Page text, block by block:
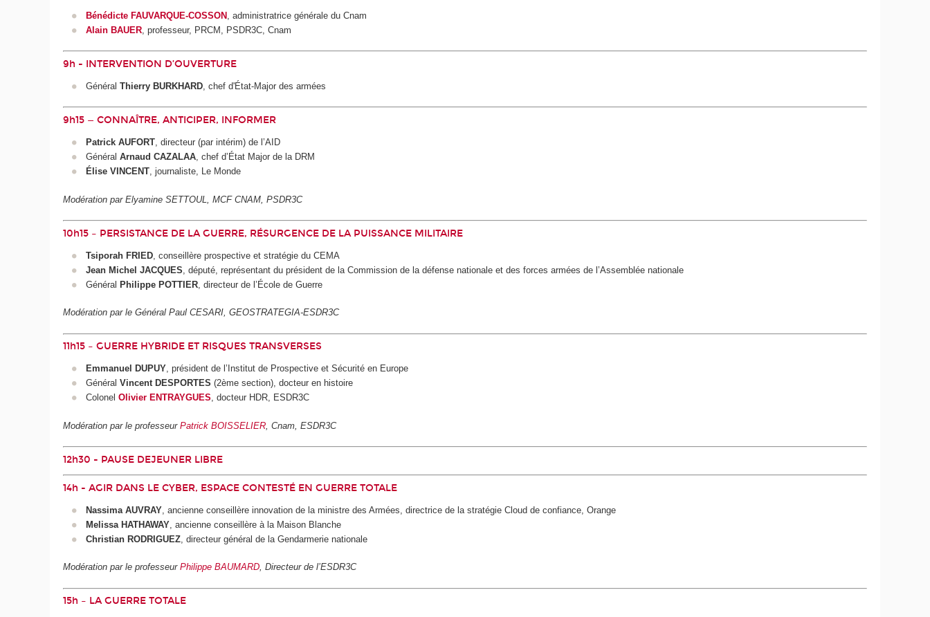
Bénédicte FAUVARQUE-COSSON, administratrice générale du Cnam
Alain BAUER, professeur, PRCM, PSDR3C, Cnam
9h - INTERVENTION D’OUVERTURE
Général Thierry BURKHARD, chef d'État-Major des armées
9h15 — CONNAÎTRE, ANTICIPER, INFORMER
Patrick AUFORT, directeur (par intérim) de l’AID
Général Arnaud CAZALAA, chef d’État Major de la DRM
Élise VINCENT, journaliste, Le Monde
Modération par Elyamine SETTOUL, MCF CNAM, PSDR3C
10h15 – PERSISTANCE DE LA GUERRE, RÉSURGENCE DE LA PUISSANCE MILITAIRE
Tsiporah FRIED, conseillère prospective et stratégie du CEMA
Jean Michel JACQUES , député, représentant du président de la Commission de la défense nationale et des forces armées de l’Assemblée nationale
Général Philippe POTTIER, directeur de l’École de Guerre
Modération par le Général Paul CESARI, GEOSTRATEGIA-ESDR3C
11h15 – GUERRE HYBRIDE ET RISQUES TRANSVERSES
Emmanuel DUPUY, président de l’Institut de Prospective et Sécurité en Europe
Général Vincent DESPORTES (2ème section), docteur en histoire
Colonel Olivier ENTRAYGUES, docteur HDR, ESDR3C
Modération par le professeurPatrick BOISSELIER , Cnam, ESDR3C
12h30 - PAUSE DEJEUNER LIBRE
14h - AGIR DANS LE CYBER, ESPACE CONTESTÉ EN GUERRE TOTALE
Nassima AUVRAY, ancienne conseillère innovation de la ministre des Armées, directrice de la stratégie Cloud de confiance, Orange
Melissa HATHAWAY, ancienne conseillère à la Maison Blanche
Christian RODRIGUEZ, directeur général de la Gendarmerie nationale
Modération par le professeurPhilippe BAUMARD, Directeur de l’ESDR3C
15h – LA GUERRE TOTALE